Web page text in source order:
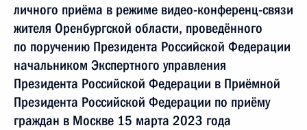
личного приёма в режиме видео-конференц-связи
жителя Оренбургской области, проведённого
по поручению Президента Российской Федерации
начальником Экспертного управления
Президента Российской Федерации в Приёмной
Президента Российской Федерации по приёму
граждан в Москве 15 марта 2023 года